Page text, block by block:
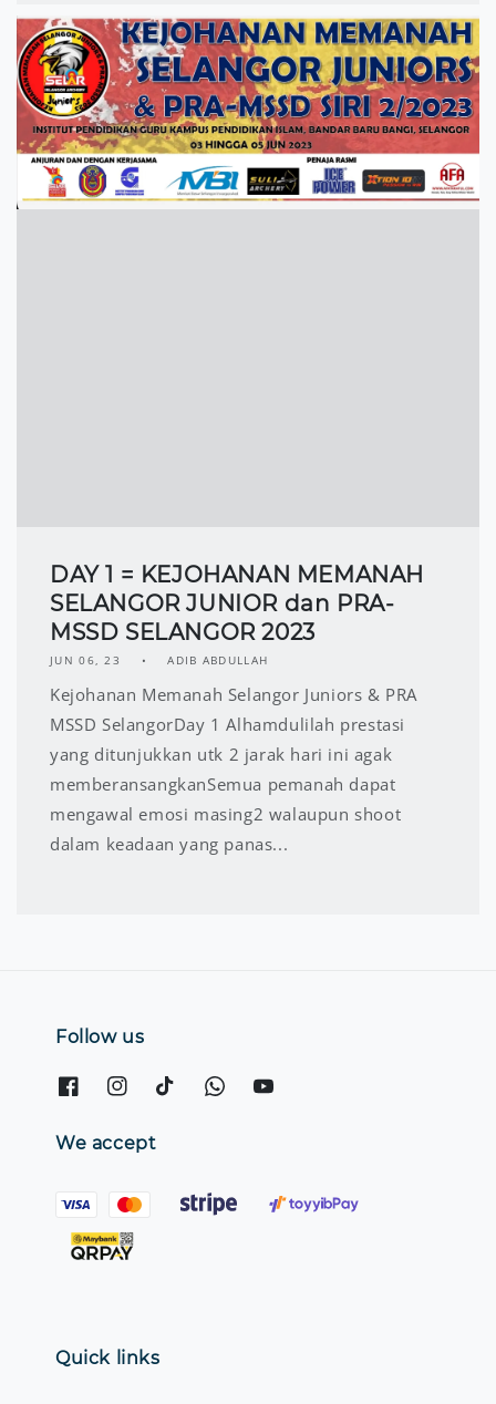
DAY 1 = KEJOHANAN MEMANAH
SELANGOR JUNIOR dan PRA-
MSSD SELANGOR 2023
JUN 06, 23 ADIB ABDULLAH
Kejohanan Memanah Selangor Juniors & PRA
MSSD SelangorDay 1 Alhamdulilah prestasi
yang ditunjukkan utk 2 jarak hari ini agak
memberansangkanSemua pemanah dapat
mengawal emosi masing2 walaupun shoot
dalam keadaan yang panas...
Follow us
We accept
Quick links